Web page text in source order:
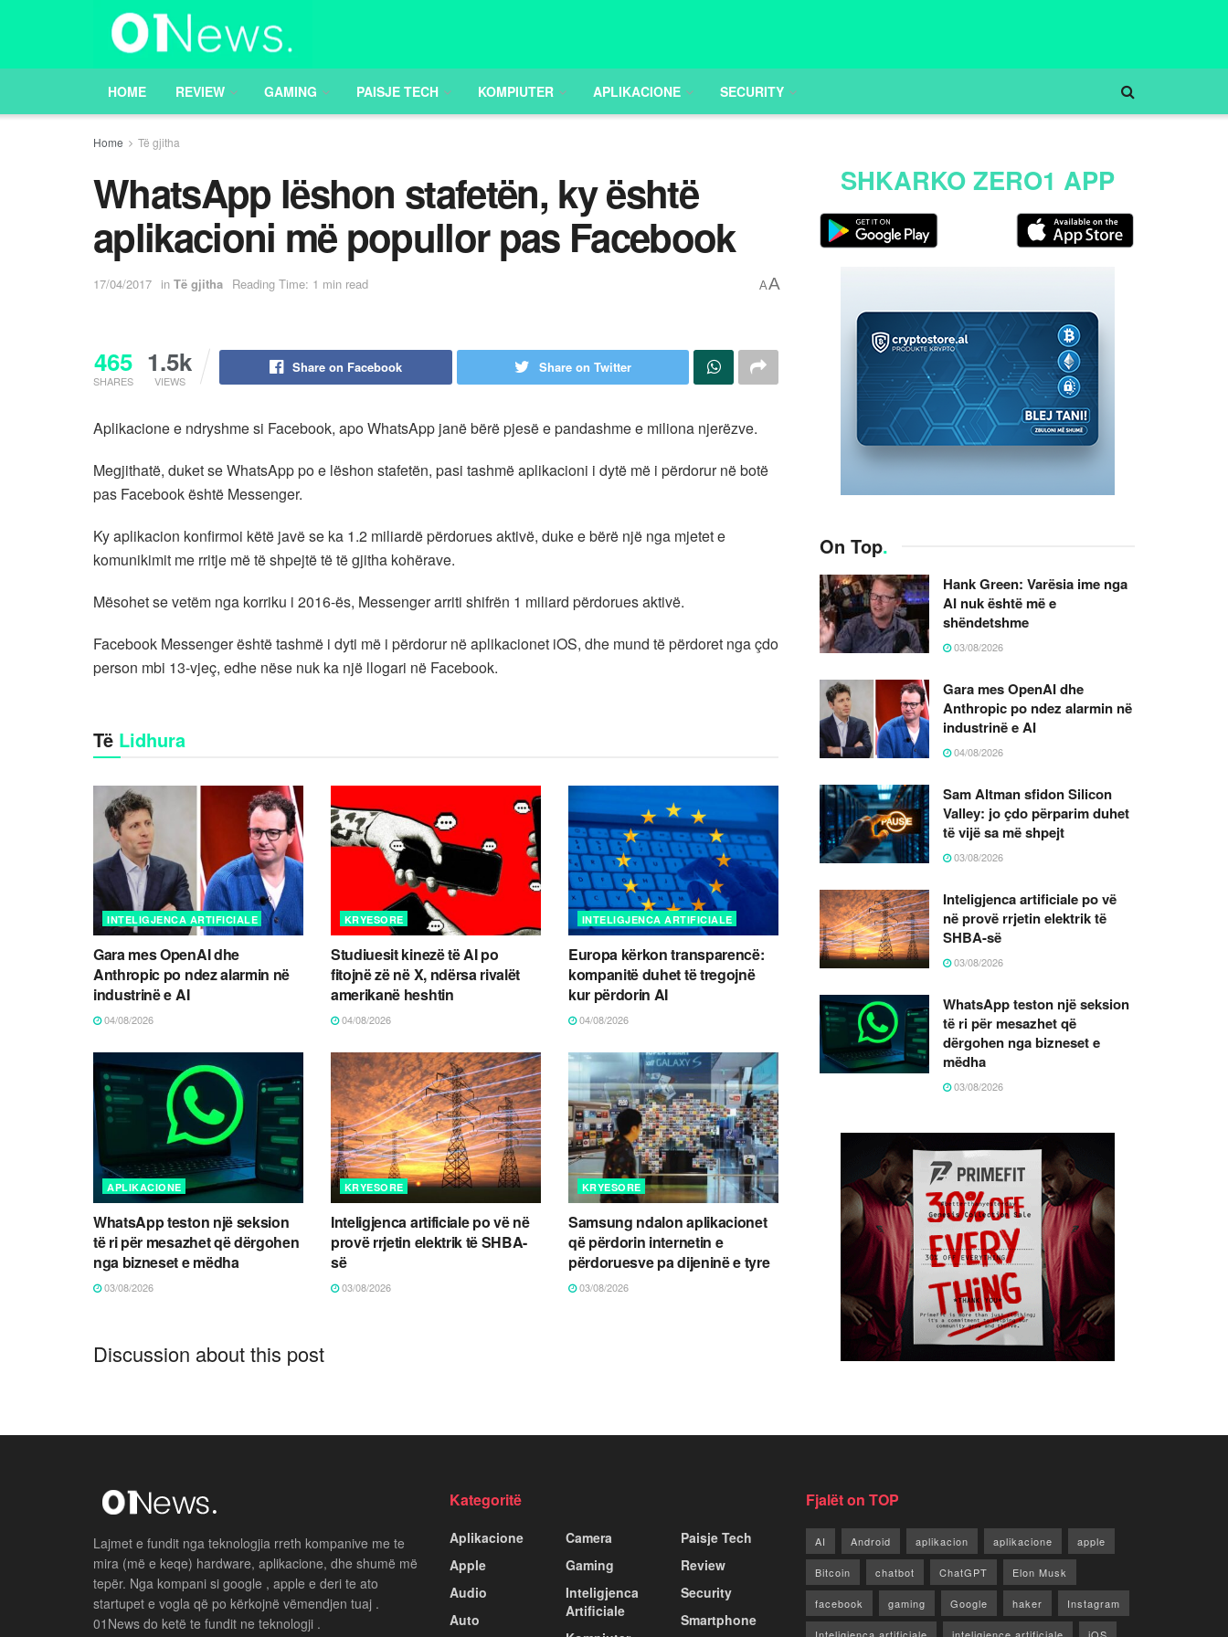
HOME REVIEW GAMING PAISJE TECH KOMPIUTER APLIKACIONE SECURITY
Home Të gjitha
WhatsApp lëshon stafetën, ky është
aplikacioni më popullor pas Facebook
17/04/2017 in Të gjitha Reading Time: 1 min read AA
465
SHARES
1.5k
VIEWS
Share on Facebook Share on Twitter
Aplikacione e ndryshme si Facebook, apo WhatsApp janë bërë pjesë e pandashme e miliona njerëzve.
Megjithatë, duket se WhatsApp po e lëshon stafetën, pasi tashmë aplikacioni i dytë më i përdorur në botë
pas Facebook është Messenger.
Ky aplikacion konfirmoi këtë javë se ka 1.2 miliardë përdorues aktivë, duke e bërë një nga mjetet e
komunikimit me rritje më të shpejtë të të gjitha kohërave.
Mësohet se vetëm nga korriku i 2016-ës, Messenger arriti shifrën 1 miliard përdorues aktivë.
Facebook Messenger është tashmë i dyti më i përdorur në aplikacionet iOS, dhe mund të përdoret nga çdo
person mbi 13-vjeç, edhe nëse nuk ka një llogari në Facebook.
Të Lidhura
INTELIGJENCA ARTIFICIALE
Gara mes OpenAI dhe
Anthropic po ndez alarmin në
industrinë e AI
04/08/2026
KRYESORE
Studiuesit kinezë të AI po
fitojnë zë në X, ndërsa rivalët
amerikanë heshtin
04/08/2026
INTELIGJENCA ARTIFICIALE
Europa kërkon transparencë:
kompanitë duhet të tregojnë
kur përdorin AI
04/08/2026
APLIKACIONE
WhatsApp teston një seksion
të ri për mesazhet që dërgohen
nga bizneset e mëdha
03/08/2026
KRYESORE
Inteligjenca artificiale po vë në
provë rrjetin elektrik të SHBA-
së
03/08/2026
KRYESORE
Samsung ndalon aplikacionet
që përdorin internetin e
përdoruesve pa dijeninë e tyre
03/08/2026
Discussion about this post
SHKARKO ZERO1 APP
On Top.
Hank Green: Varësia ime nga
AI nuk është më e
shëndetshme
03/08/2026
Gara mes OpenAI dhe
Anthropic po ndez alarmin në
industrinë e AI
04/08/2026
Sam Altman sfidon Silicon
Valley: jo çdo përparim duhet
të vijë sa më shpejt
03/08/2026
Inteligjenca artificiale po vë
në provë rrjetin elektrik të
SHBA-së
03/08/2026
WhatsApp teston një seksion
të ri për mesazhet që
dërgohen nga bizneset e
mëdha
03/08/2026
Lajmet e fundit nga teknologjia rreth kompanive me te
mira (më e keqe) hardware, aplikacione, dhe shumë më
tepër. Nga kompani si google , apple e deri te ato
startupet e vogla që po kërkojnë vëmendjen tuaj .
01News do ketë te fundit ne teknologji .
Kategoritë
Aplikacione
Apple
Audio
Auto
Camera
Gaming
Inteligjenca
Artificiale
Paisje Tech
Review
Security
Smartphone
Fjalët on TOP
AI Android aplikacion aplikacione apple
Bitcoin chatbot ChatGPT Elon Musk
facebook gaming Google haker Instagram